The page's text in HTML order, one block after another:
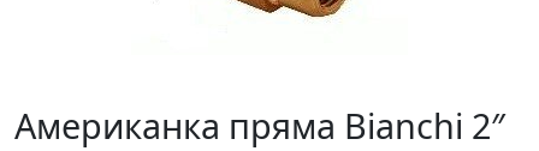
Американка пряма Bianchi 2″